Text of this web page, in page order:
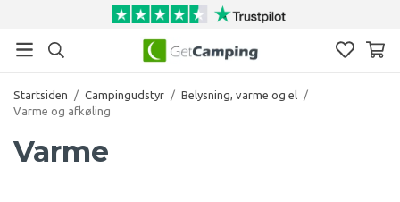
Startsiden / Campingudstyr / Belysning, varme og el /
Varme og afkøling
Varme